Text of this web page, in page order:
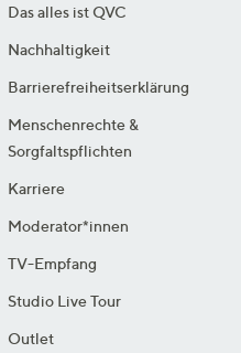
Das alles ist QVC
Nachhaltigkeit
Barrierefreiheitserklärung
Menschenrechte &
Sorgfaltspflichten
Karriere
Moderator*innen
TV-Empfang
Studio Live Tour
Outlet